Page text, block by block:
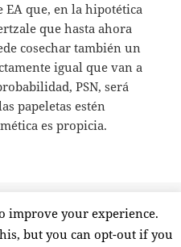
EA que, en la hipotética
que hasta ahora
cosechar también un
igual que van a
PSN, será
papeletas estén
es propicia.
hagamos un drama
improve your experience.
but you can opt-out if you